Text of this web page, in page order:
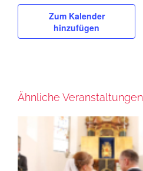
Zum Kalender
hinzufügen
Ähnliche Veranstaltungen